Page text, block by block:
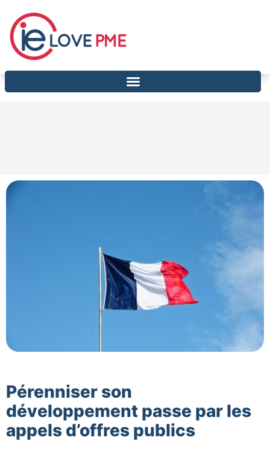
Pérenniser son
développement passe par les
appels d’offres publics